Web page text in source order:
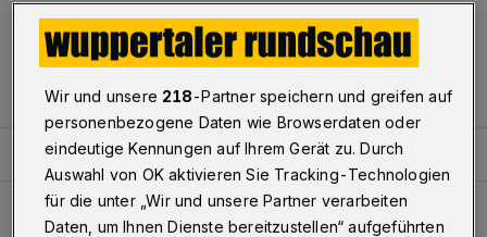
Beteiligungsverfahren zur Bundesgartenschau 2031.
Dabei geht es um die Parkanlage Nützenberg in
Elberfeld-West sowie die ehemalige Wassack Deponie
am Homanndamm in Vohwinkel.
Polizei fahndet nach Dieb mit sehr schlechten Zähnen
Wir und unsere 218-Partner speichern und greifen auf
personenbezogene Daten wie Browserdaten oder
eindeutige Kennungen auf Ihrem Gerät zu. Durch
Auswahl von OK aktivieren Sie Tracking-Technologien
für die unter „Wir und unsere Partner verarbeiten
Daten, um Ihnen Dienste bereitzustellen“ aufgeführten